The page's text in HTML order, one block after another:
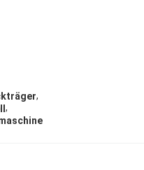
,
,